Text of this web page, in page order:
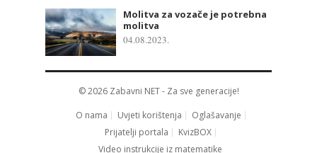
Molitva za vozače je potrebna
molitva
04.08.2023.
© 2026 Zabavni NET- Za sve generacije!
O nama
Uvjeti korištenja
Oglašavanje
Prijatelji portala
KvizBOX
Video instrukcije iz matematike